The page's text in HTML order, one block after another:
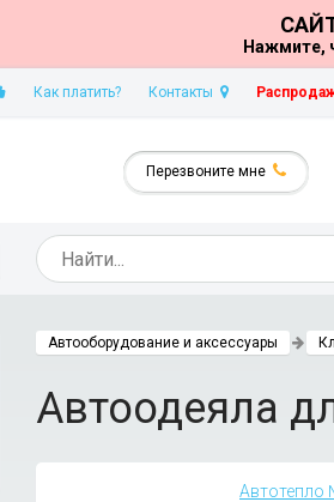
Нажмите,
Как платить? Контакты
Перезвоните мне
Автооборудование и аксессуары
Автоодеяла
Автотепло